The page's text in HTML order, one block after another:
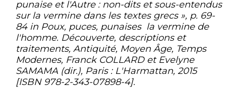
punaise et l'Autre : non-dits et sous-entendus
sur la vermine dans les textes grecs », p. 69-
84 in Poux, puces, punaises la vermine de
l'homme. Découverte, descriptions et
traitements, Antiquité, Moyen Âge, Temps
Modernes, Franck COLLARD et Evelyne
SAMAMA (dir.), Paris : L'Harmattan, 2015
[ISBN 978-2-343-07898-4].